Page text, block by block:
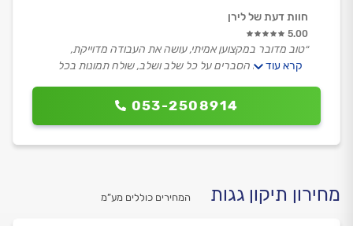
053-2508914
חוות דעת של לירן
5.00
״טוב מדובר במקצוען אמיתי, עושה את העבודה מדוייקת,
מקצועית, עם הסברים על כל שלב ושלב, שולח תמונות בכל
הלקוח, אין מילים, תותח.״
קרא עוד
מחירון תיקון גגות המחירים כוללים מע”מ